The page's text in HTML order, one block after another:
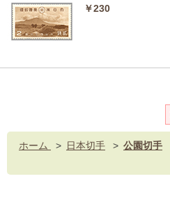
￥230
ホーム > 日本切手 > 公園切手